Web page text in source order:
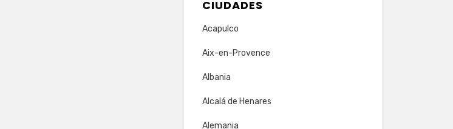
CIUDADES
Acapulco
Aix-en-Provence
Albania
Alcalá de Henares
Alemania